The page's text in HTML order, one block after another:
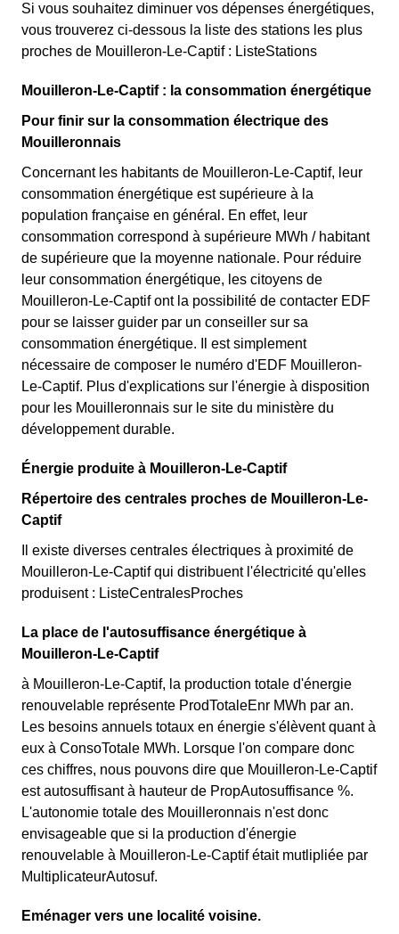
Si vous souhaitez diminuer vos dépenses énergétiques,
vous trouverez ci-dessous la liste des stations les plus
proches de Mouilleron-Le-Captif : ListeStations
Mouilleron-Le-Captif : la consommation énergétique
Pour finir sur la consommation électrique des
Mouilleronnais
Concernant les habitants de Mouilleron-Le-Captif, leur
consommation énergétique est supérieure à la
population française en général. En effet, leur
consommation correspond à supérieure MWh / habitant
de supérieure que la moyenne nationale. Pour réduire
leur consommation énergétique, les citoyens de
Mouilleron-Le-Captif ont la possibilité de contacter EDF
pour se laisser guider par un conseiller sur sa
consommation énergétique. Il est simplement
nécessaire de composer le numéro d'EDF Mouilleron-
Le-Captif. Plus d'explications sur l'énergie à disposition
pour les Mouilleronnais sur le site du ministère du
développement durable.
Énergie produite à Mouilleron-Le-Captif
Répertoire des centrales proches de Mouilleron-Le-
Captif
Il existe diverses centrales électriques à proximité de
Mouilleron-Le-Captif qui distribuent l'électricité qu'elles
produisent : ListeCentralesProches
La place de l'autosuffisance énergétique à
Mouilleron-Le-Captif
à Mouilleron-Le-Captif, la production totale d'énergie
renouvelable représente ProdTotaleEnr MWh par an.
Les besoins annuels totaux en énergie s'élèvent quant à
eux à ConsoTotale MWh. Lorsque l'on compare donc
ces chiffres, nous pouvons dire que Mouilleron-Le-Captif
est autosuffisant à hauteur de PropAutosuffisance %.
L'autonomie totale des Mouilleronnais n'est donc
envisageable que si la production d'énergie
renouvelable à Mouilleron-Le-Captif était mutlipliée par
MultiplicateurAutosuf.
Eménager vers une localité voisine.